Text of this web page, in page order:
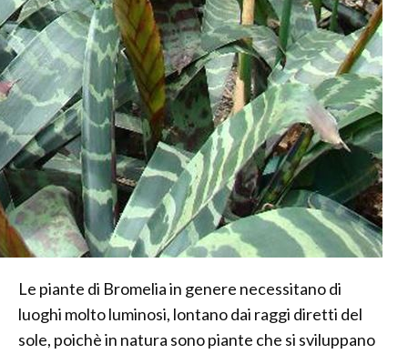
Le piante di Bromelia in genere necessitano di
luoghi molto luminosi, lontano dai raggi diretti del
sole, poichè in natura sono piante che si sviluppano